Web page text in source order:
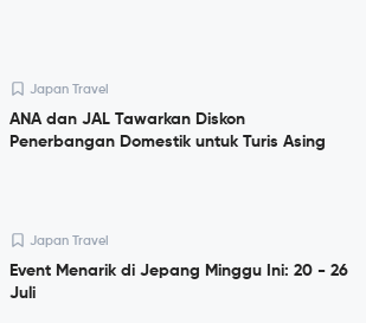
Japan Travel
ANA dan JAL Tawarkan Diskon
Penerbangan Domestik untuk Turis Asing
Japan Travel
Event Menarik di Jepang Minggu Ini: 20 - 26
Juli